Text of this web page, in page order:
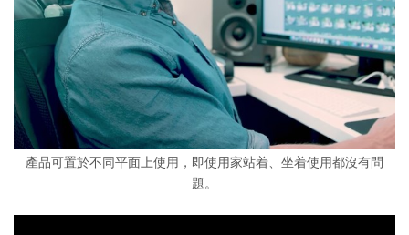
產品可置於不同平面上使用，即使用家站着、坐着使用都沒有問
題。